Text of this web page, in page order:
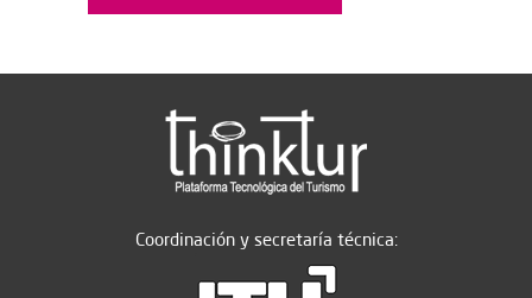
Coordinación y secretaría técnica: